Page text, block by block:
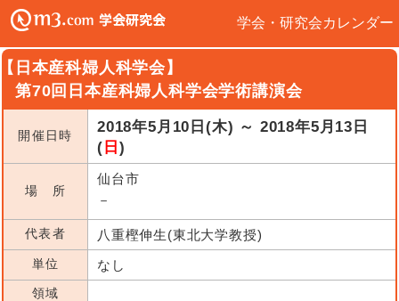
学会・研究会カレンダー
日本産科婦人科学会】
第70回日本産科婦人科学会学術講演会
開催日時
2018年5月10日(木) ～ 2018年5月13日
( 日 )
場 所
仙台市
－
代表者 八重樫伸生(東北大学教授)
単位 なし
領域